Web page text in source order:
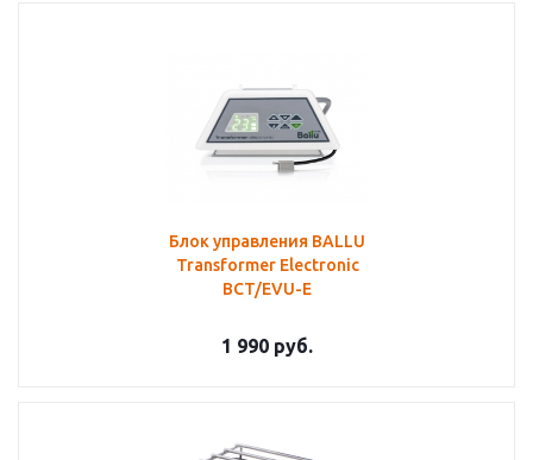
Блок управления BALLU
Transformer Electronic
BCT/EVU-E
1 990 руб.